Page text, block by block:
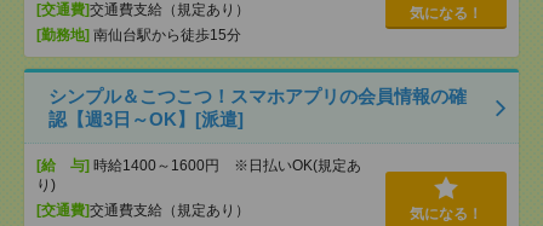
[交通費]交通費支給（規定あり）
[勤務地] 南仙台駅から徒歩15分
気になる！
シンプル＆こつこつ！スマホアプリの会員情報の確
認【週3日～OK】[派遣]
[給 与] 時給1400～1600円 ※日払いOK(規定あ
り)
[交通費]交通費支給（規定あり）
気になる！